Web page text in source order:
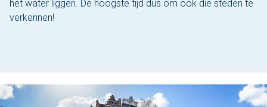
het water liggen. De hoogste tijd dus om ook die steden te
verkennen!